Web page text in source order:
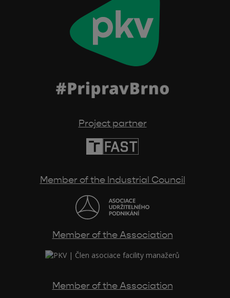
Project partner
Member of the Industrial Council
Member of the Association
Member of the Association